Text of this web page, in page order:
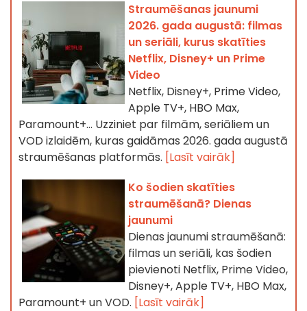
Straumēšanas jaunumi
2026. gada augustā: filmas
un seriāli, kurus skatīties
Netflix, Disney+ un Prime
Video
Netflix, Disney+, Prime Video,
Apple TV+, HBO Max,
Paramount+… Uzziniet par filmām, seriāliem un
VOD izlaidēm, kuras gaidāmas 2026. gada augustā
straumēšanas platformās. [Lasīt vairāk]
Ko šodien skatīties
straumēšanā? Dienas
jaunumi
Dienas jaunumi straumēšanā:
filmas un seriāli, kas šodien
pievienoti Netflix, Prime Video,
Disney+, Apple TV+, HBO Max,
Paramount+ un VOD. [Lasīt vairāk]